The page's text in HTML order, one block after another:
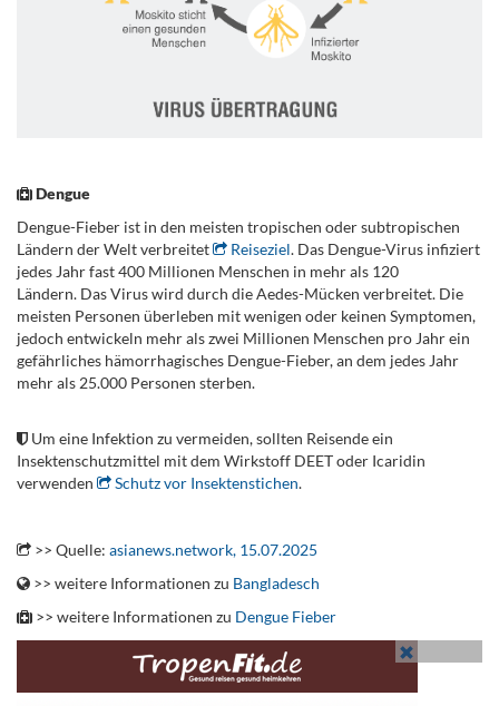
Dengue
Dengue-Fieber ist in den meisten tropischen oder subtropischen
Ländern der Welt verbreitet
Reiseziel. Das Dengue-Virus infiziert
jedes Jahr fast 400 Millionen Menschen in mehr als 120
Ländern. Das Virus wird durch die Aedes-Mücken verbreitet. Die
meisten Personen überleben mit wenigen oder keinen Symptomen,
jedoch entwickeln mehr als zwei Millionen Menschen pro Jahr ein
gefährliches hämorrhagisches Dengue-Fieber, an dem jedes Jahr
mehr als 25.000 Personen sterben.
Um eine Infektion zu vermeiden, sollten Reisende ein
Insektenschutzmittel mit dem Wirkstoff DEET oder Icaridin
verwenden
Schutz vor Insektenstichen.
>> Quelle: asianews.network, 15.07.2025
>> weitere Informationen zu Bangladesch
>> weitere Informationen zu Dengue Fieber